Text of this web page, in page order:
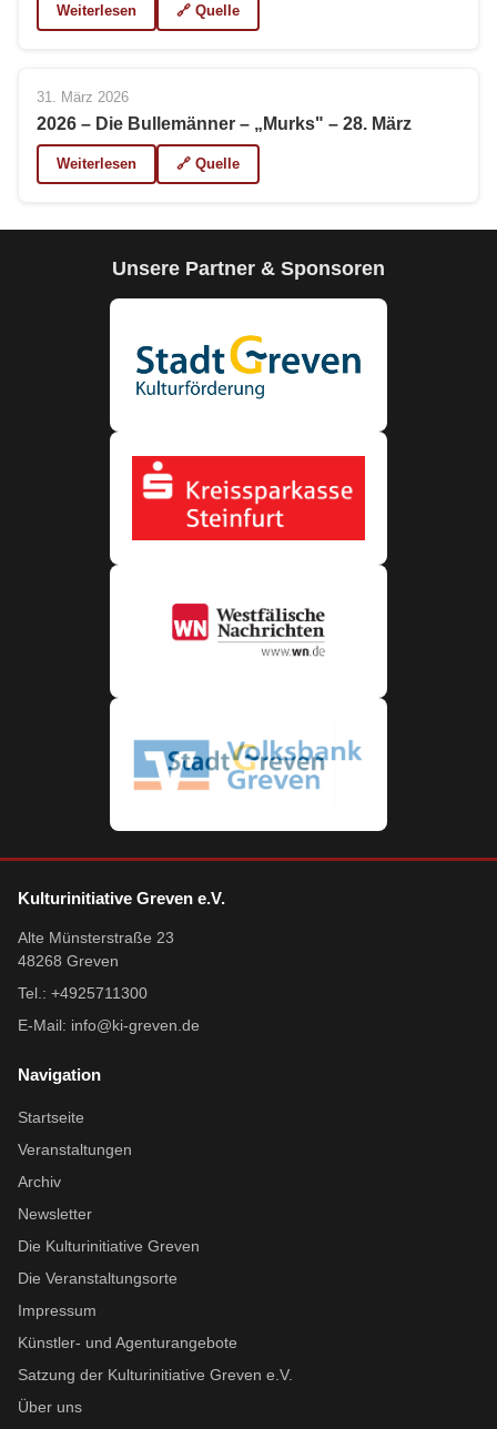
Weiterlesen 🔗 Quelle
31. März 2026
2026 – Die Bullemänner – „Murks" – 28. März
Weiterlesen 🔗 Quelle
Unsere Partner & Sponsoren
Kulturinitiative Greven e.V.
Alte Münsterstraße 23
48268 Greven
Tel.: +4925711300
E-Mail: info@ki-greven.de
Navigation
Startseite
Veranstaltungen
Archiv
Newsletter
Die Kulturinitiative Greven
Die Veranstaltungsorte
Impressum
Künstler- und Agenturangebote
Satzung der Kulturinitiative Greven e.V.
Über uns